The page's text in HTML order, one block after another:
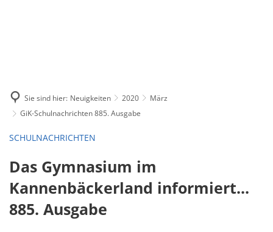
Sie sind hier: Neuigkeiten 2020
März
GiK-Schulnachrichten 885. Ausgabe
SCHULNACHRICHTEN
Das Gymnasium im
Kannenbäckerland informiert...
885. Ausgabe